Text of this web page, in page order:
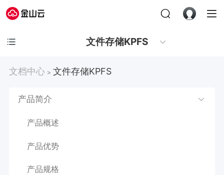
文件存储KPFS
文档中心 > 文件存储KPFS
产品简介
产品概述
产品优势
产品规格